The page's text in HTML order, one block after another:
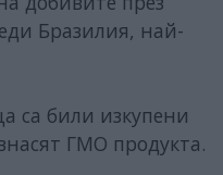
Бразилия, най-
са били изкупени
ГМО продукта.